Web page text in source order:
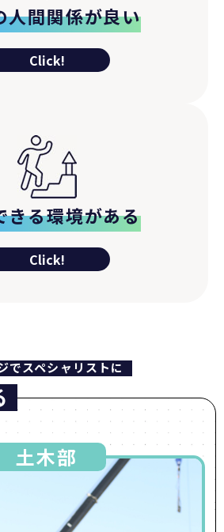
人間関係が良い
Click!
きる環境がある
Click!
でスペシャリストに
土木部